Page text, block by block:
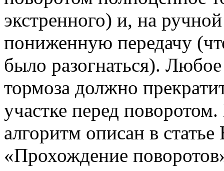
экстренного) и, на
пониженную передачу
было разогнаться).
тормоза должно
участке перед
алгоритм описан в
«Прохождение